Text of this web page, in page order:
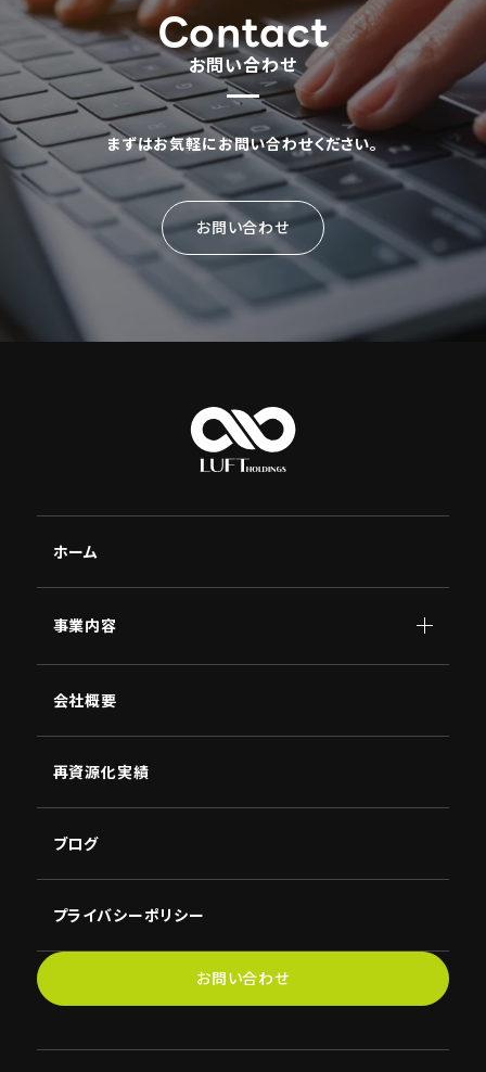
Contact
お問い合わせ
まずはお気軽にお問い合わせください。
お問い合わせ
ホーム
事業内容
顧問
NBC
会社概要
再資源化実績
ブログ
プライバシーポリシー
お問い合わせ